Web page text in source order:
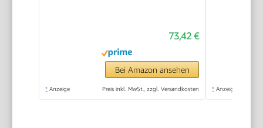
inkl. Schutzhaube,
Spannmutter,
Standard-
Zusatzhandgriff)
73,42 €
Bei Amazon ansehen
* Anzeige Preis inkl. MwSt., zzgl. Versandkosten * Anzeige